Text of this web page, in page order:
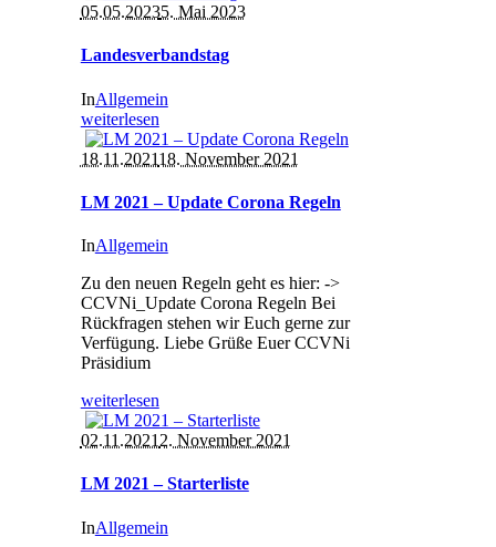
05.05.20235. Mai 2023
Landesverbandstag
InAllgemein
weiterlesen
18.11.202118. November 2021
LM 2021 – Update Corona Regeln
InAllgemein
Zu den neuen Regeln geht es hier: ->
CCVNi_Update Corona Regeln Bei
Rückfragen stehen wir Euch gerne zur
Verfügung. Liebe Grüße Euer CCVNi
Präsidium
weiterlesen
02.11.2021 2. November 2021
LM 2021 – Starterliste
InAllgemein